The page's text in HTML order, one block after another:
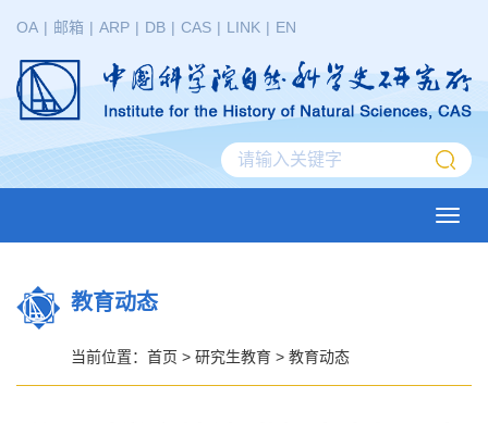
OA | 邮箱 | ARP | DB | CAS | LINK | EN
教育动态
当前位置： 首页 > 研究生教育 > 教育动态